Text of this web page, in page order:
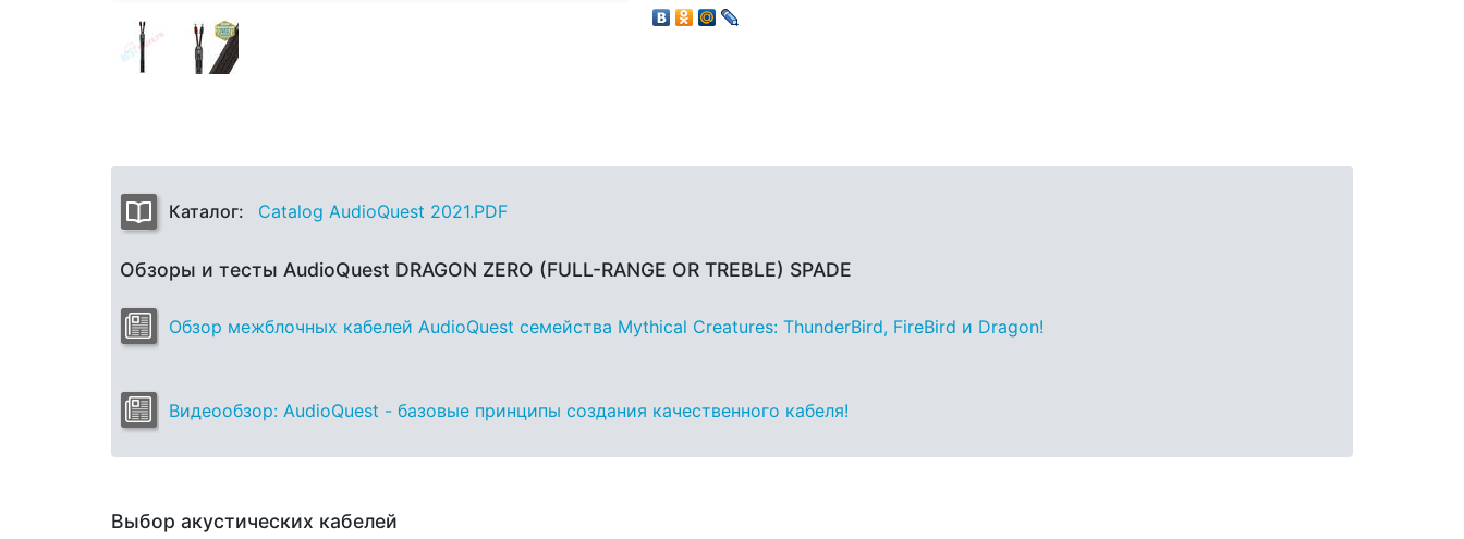
Каталог: Catalog AudioQuest 2021.PDF
Обзоры и тесты AudioQuest DRAGON ZERO (FULL-RANGE OR TREBLE) SPADE
Обзор межблочных кабелей AudioQuest семейства Mythical Creatures: ThunderBird, FireBird и Dragon!
Видеообзор: AudioQuest - базовые принципы создания качественного кабеля!
Выбор акустических кабелей